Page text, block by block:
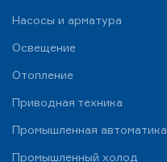
Насосы и арматура
Освещение
Отопление
Приводная техника
Промышленная автоматика
Промышленный холод